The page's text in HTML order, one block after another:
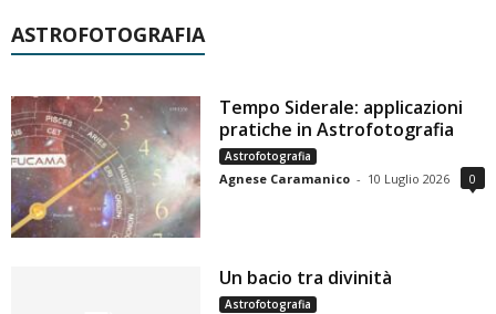
ASTROFOTOGRAFIA
Tempo Siderale: applicazioni
pratiche in Astrofotografia
Astrofotografia
Agnese Caramanico - 10 Luglio 2026 0
Un bacio tra divinità
Astrofotografia